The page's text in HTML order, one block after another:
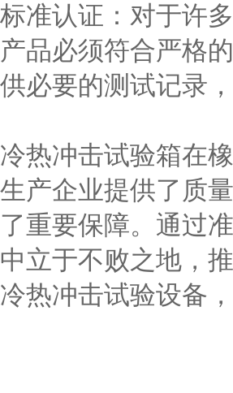
标准认证：对于许
产品必须符合严格
供必要的测试记录
冷热冲击试验箱在
生产企业提供了质
了重要保障。通过
中立于不败之地，
冷热冲击试验设备